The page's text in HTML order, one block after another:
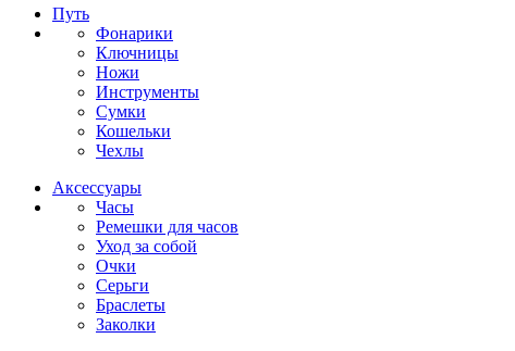
Путь
Фонарики
Ключницы
Ножи
Инструменты
Сумки
Кошельки
Чехлы
Аксессуары
Часы
Ремешки для часов
Уход за собой
Очки
Серьги
Браслеты
Заколки